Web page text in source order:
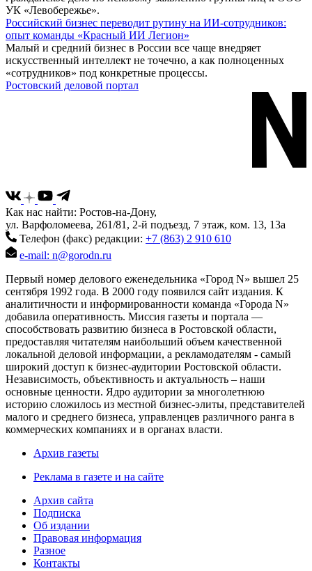
УК «Левобережье».
Российский бизнес переводит рутину на ИИ-сотрудников:
опыт команды «Красный ИИ Легион»
Малый и средний бизнес в России все чаще внедряет
искусственный интеллект не точечно, а как полноценных
«сотрудников» под конкретные процессы.
Ростовский деловой портал
Как нас найти: Ростов-на-Дону,
ул. Варфоломеева, 261/81, 2-й подъезд, 7 этаж, ком. 13, 13а
Телефон (факс) редакции: +7 (863) 2 910 610
e-mail: n@gorodn.ru
Первый номер делового еженедельника «Город N» вышел 25
сентября 1992 года. В 2000 году появился сайт издания. К
аналитичности и информированности команда «Города N»
добавила оперативность. Миссия газеты и портала —
способствовать развитию бизнеса в Ростовской области,
предоставляя читателям наибольший объем качественной
локальной деловой информации, а рекламодателям - самый
широкий доступ к бизнес-аудитории Ростовской области.
Независимость, объективность и актуальность – наши
основные ценности. Ядро аудитории за многолетнюю
историю сложилось из местной бизнес-элиты, представителей
малого и среднего бизнеса, управленцев различного ранга в
коммерческих компаниях и в органах власти.
Архив газеты
Реклама в газете и на сайте
Архив сайта
Подписка
Об издании
Правовая информация
Разное
Контакты